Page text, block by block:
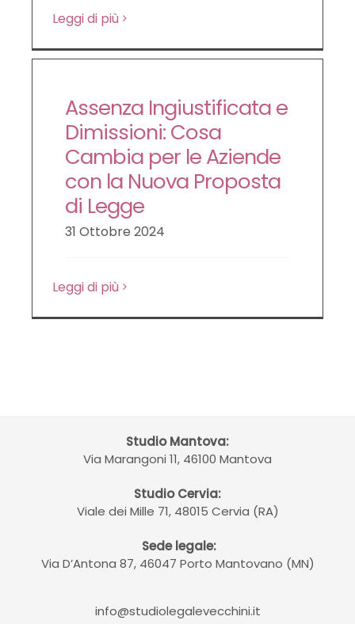
Leggi di più
Assenza Ingiustificata e
Dimissioni: Cosa
Cambia per le Aziende
con la Nuova Proposta
di Legge
31 Ottobre 2024
Leggi di più
Studio Mantova:
Via Marangoni 11, 46100 Mantova
Studio Cervia:
Viale dei Mille 71, 48015 Cervia (RA)
Sede legale:
Via D’Antona 87, 46047 Porto Mantovano (MN)
info@studiolegalevecchini.it